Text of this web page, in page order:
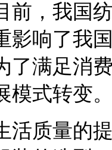
前，我国
影响了我
了满足消
模式转变
质量的提